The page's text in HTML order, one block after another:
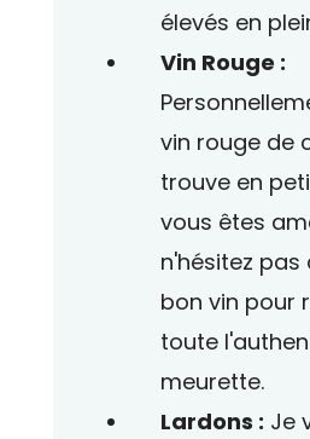
élevés en
Vin Rouge :
vin rouge de
trouve en
vous êtes
n'hésitez pas
bon vin pour
toute
meurette.
Lardons : Je